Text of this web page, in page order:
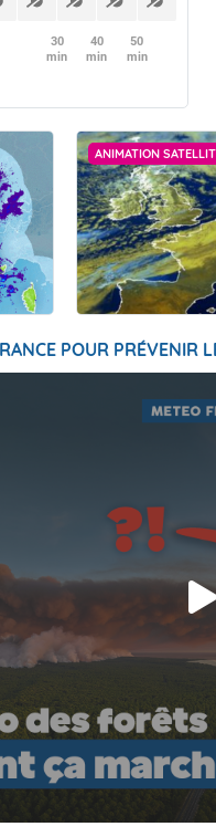
30
min
40
min
50
min
ANIMATION
POUR PRÉVENIR